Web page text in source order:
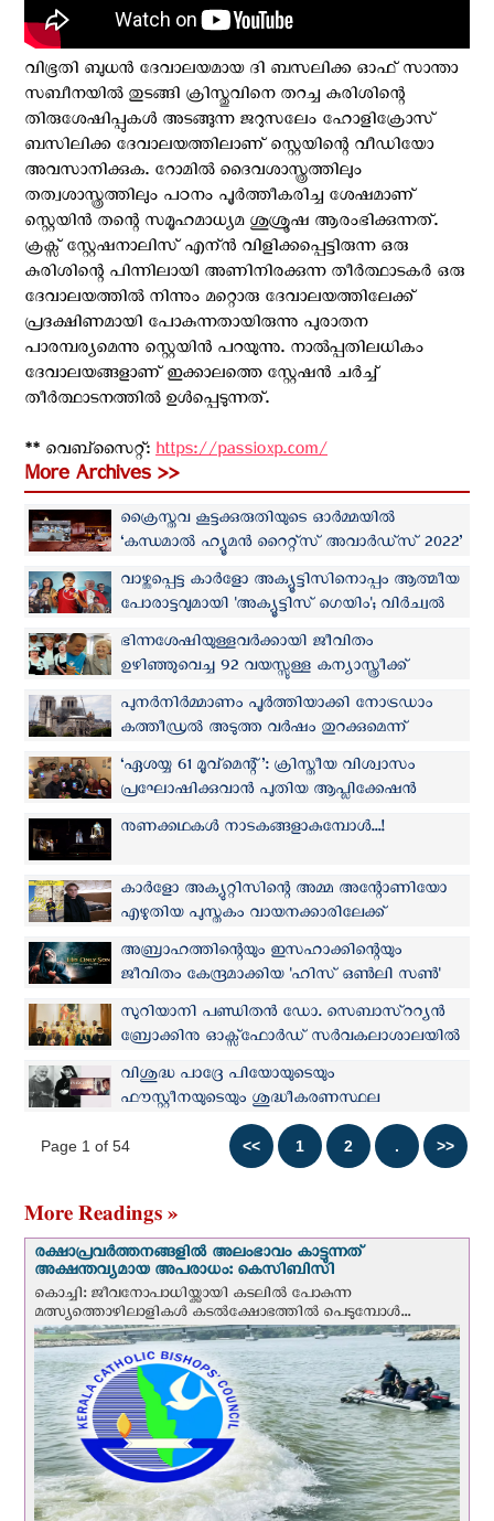
വിഭൂതി ബുധന്‍ ദേവാലയമായ ദി ബസലിക്ക ഓഫ് സാന്താ
സബീനയില്‍ തുടങ്ങി ക്രിസ്തുവിനെ തറച്ച കുരിശിന്റെ
തിരുശേഷിപ്പുകള്‍ അടങ്ങുന്ന ജറുസലേം ഹോളിക്രോസ്
ബസിലിക്ക ദേവാലയത്തിലാണ് സ്റ്റെയിന്റെ വീഡിയോ
അവസാനിക്കുക. റോമില്‍ ദൈവശാസ്ത്രത്തിലും
തത്വശാസ്ത്രത്തിലും പഠനം പൂര്‍ത്തീകരിച്ച ശേഷമാണ്
സ്റ്റെയിന്‍ തന്റെ സമൂഹമാധ്യമ ശുശ്രൂഷ ആരംഭിക്കുന്നത്.
ക്രക്സ് സ്റ്റേഷനാലിസ് എന്ന്‍ വിളിക്കപ്പെട്ടിരുന്ന ഒരു
കുരിശിന്റെ പിന്നിലായി അണിനിരക്കുന്ന തീര്‍ത്ഥാടകര്‍ ഒരു
ദേവാലയത്തില്‍ നിന്നും മറ്റൊരു ദേവാലയത്തിലേക്ക്
പ്രദക്ഷിണമായി പോകുന്നതായിരുന്നു പുരാതന
പാരമ്പര്യമെന്നു സ്റ്റെയിന്‍ പറയുന്നു. നാല്‍പ്പതിലധികം
ദേവാലയങ്ങളാണ് ഇക്കാലത്തെ സ്റ്റേഷന്‍ ചര്‍ച്ച്
തീര്‍ത്ഥാടനത്തില്‍ ഉള്‍പ്പെടുന്നത്.
** വെബ്സൈറ്റ്: https://passioxp.com/
More Archives >>
ക്രൈസ്തവ കൂട്ടക്കുരുതിയുടെ ഓര്‍മ്മയില്‍
‘കന്ധമാല്‍ ഹ്യൂമന്‍ റൈറ്റ്സ് അവാര്‍ഡ്സ് 2022’
സമ്മാനിച്ചു
വാഴ്ത്തപ്പെട്ട കാര്‍ളോ അക്യൂട്ടിസിനൊപ്പം ആത്മീയ
പോരാട്ടവുമായി 'അക്യൂട്ടിസ് ഗെയിം'; വിര്‍ച്വല്‍
ഗെയിമിന്റെ ട്രെയിലര്‍ പുറത്ത്
ഭിന്നശേഷിയുള്ളവര്‍ക്കായി ജീവിതം
ഉഴിഞ്ഞുവെച്ച 92 വയസ്സുള്ള കന്യാസ്ത്രീക്ക്
അമേരിക്കന്‍ ബഹുമതി
പുനര്‍നിര്‍മ്മാണം പൂര്‍ത്തിയാക്കി നോട്രഡാം
കത്തീഡ്രല്‍ അടുത്ത വര്‍ഷം തുറക്കുമെന്ന്
പാരീസ് അതിരൂപത
‘ഏശയ്യ 61 മൂവ്മെന്റ്’: ക്രിസ്തീയ വിശ്വാസം
പ്രഘോഷിക്കുവാന്‍ പുതിയ ആപ്ലിക്കേഷന്‍
നുണക്കഥകൾ നാടകങ്ങളാകുമ്പോൾ...!
കാർളോ അക്യുറ്റിസിന്റെ അമ്മ അന്റോണിയോ
എഴുതിയ പുസ്തകം വായനക്കാരിലേക്ക്
അബ്രാഹത്തിന്റെയും ഇസഹാക്കിന്റെയും
ജീവിതം കേന്ദ്രമാക്കിയ 'ഹിസ് ഒണ്‍ലി സൺ'
മാർച്ച് 31ന് തിയേറ്ററുകളിലേക്ക്; ട്രെയിലര്‍
കാണാം
സുറിയാനി പണ്ഡിതൻ ഡോ. സെബാസ്ററ്യൻ
ബ്രോക്കിനു ഓക്സ്ഫോർഡ് സർവകലാശാലയിൽ
ആദരവ്
വിശുദ്ധ പാദ്രേ പിയോയുടെയും
ഫൗസ്റ്റീനയുടെയും ശുദ്ധീകരണസ്ഥല
ദർശനത്തെ ആസ്പദമാക്കിയ ചലച്ചിത്രം
തിയേറ്ററുകളിലേക്ക്
Page 1 of 54
More Readings »
രക്ഷാപ്രവര്‍ത്തനങ്ങളില്‍ അലംഭാവം കാട്ടുന്നത്
അക്ഷന്തവ്യമായ അപരാധം: കെസിബിസി
കൊച്ചി: ജീവനോപാധിയ്ക്കായി കടലില്‍ പോകുന്ന
മത്സ്യത്തൊഴിലാളികള്‍ കടല്‍ക്ഷോഭത്തില്‍ പെടുമ്പോള്‍...